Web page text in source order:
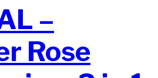
–
Rose